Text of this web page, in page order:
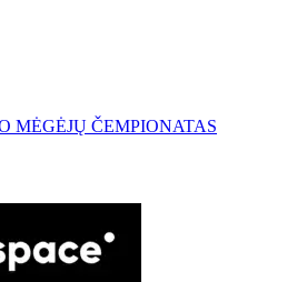
MĖGĖJŲ ČEMPIONATAS